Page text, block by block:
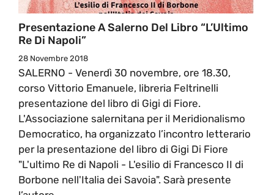
Presentazione A Salerno Del Libro “L’Ultimo
Re Di Napoli”
28 Novembre 2018
SALERNO - Venerdì 30 novembre, ore 18.30,
corso Vittorio Emanuele, libreria Feltrinelli
presentazione del libro di Gigi di Fiore.
L'Associazione salernitana per il Meridionalismo
Democratico, ha organizzato l’incontro letterario
per la presentazione del libro di Gigi Di Fiore
"L'ultimo Re di Napoli - L'esilio di Francesco II di
Borbone nell'Italia dei Savoia". Sarà presente